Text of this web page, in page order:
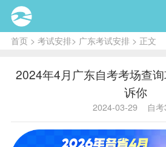
首页> 考试安排> 广东考试安排> 正文
2024年4月广东自考考场查
诉你
2024-03-29 自